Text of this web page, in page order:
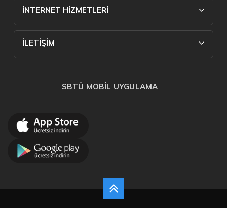
İNTERNET HİZMETLERİ
İLETİŞİM
SBTÜ MOBİL UYGULAMA